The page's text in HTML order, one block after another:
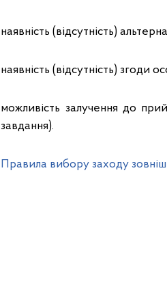
наявність (відсутність)
наявність (відсутність)
можливість залучення до
завдання).
Правила вибору заходу